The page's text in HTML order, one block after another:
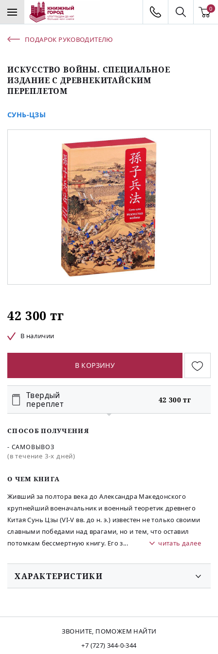
0
ПОДАРОК РУКОВОДИТЕЛЮ
ИСКУССТВО ВОЙНЫ. СПЕЦИАЛЬНОЕ
ИЗДАНИЕ С ДРЕВНЕКИТАЙСКИМ
ПЕРЕПЛЕТОМ
СУНЬ-ЦЗЫ
O ЧЕМ КНИГА
Живший за полтора века до Александра Македонского
крупнейший военачальник и военный теоретик древнего
Китая Сунь Цзы (VI-V вв. до н. э.) известен не только своими
славными победами над врагами, но и тем, что оставил
потомкам бессмертную книгу. Его з... читать далее
42 300 тг
В наличии
В КОРЗИНУ
Твердый
переплет
42 300 тг
СПОСОБ ПОЛУЧЕНИЯ
- САМОВЫВОЗ
(в течение 3-х дней)
ХАРАКТЕРИСТИКИ
ЗВОНИТЕ, ПОМОЖЕМ НАЙТИ
+7 (727) 344-0-344